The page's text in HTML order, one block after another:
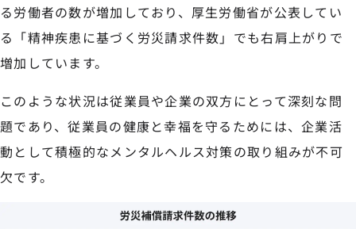
る労働者の数が増加しており、厚生労働省が公表してい
る「精神疾患に基づく労災請求件数」でも右肩上がりで
増加しています。
このような状況は従業員や企業の双方にとって深刻な問
題であり、従業員の健康と幸福を守るためには、企業活
動として積極的なメンタルヘルス対策の取り組みが不可
欠です。